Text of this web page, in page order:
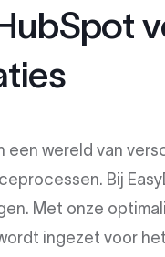
wereld van
Bij
Met onze
ingezet voor